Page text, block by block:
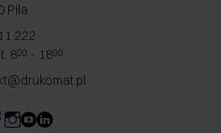
Piła
222
800 - 1800